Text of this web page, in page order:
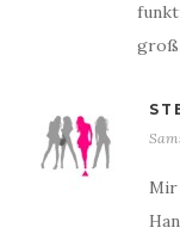
groß
Mir